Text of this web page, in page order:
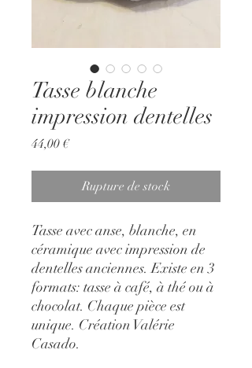
Tasse blanche
impression dentelles
44,00 €Prix
Rupture de stock
Tasse avec anse, blanche, en
céramique avec impression de
dentelles anciennes. Existe en 3
formats: tasse à café, à thé ou à
chocolat. Chaque pièce est
unique. Création Valérie
Casado.